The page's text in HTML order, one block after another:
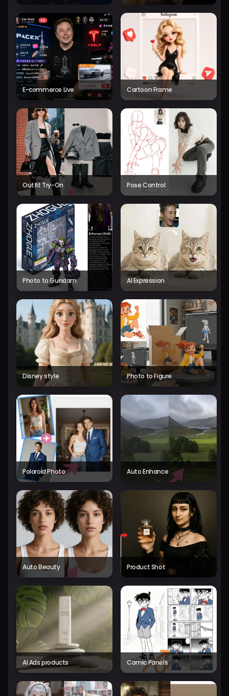
E-commerce Live Cartoon Frame
Outfit Try-On Pose Control
Photo to Gundam AI Expression
Disney style Photo to Figure
Polaroid Photo Auto Enhance
Auto Beauty Product Shot
AI Ads products Comic Panels